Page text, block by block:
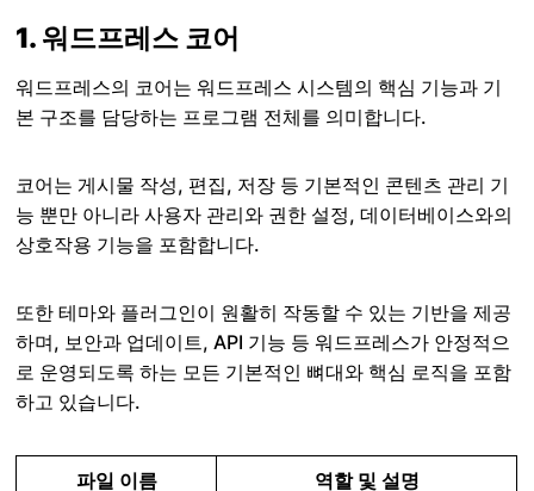
1. 워드프레스 코어
워드프레스의 코어는 워드프레스 시스템의 핵심 기능과 기
본 구조를 담당하는 프로그램 전체를 의미합니다.
코어는 게시물 작성, 편집, 저장 등 기본적인 콘텐츠 관리 기
능 뿐만 아니라 사용자 관리와 권한 설정, 데이터베이스와의
상호작용 기능을 포함합니다.
또한 테마와 플러그인이 원활히 작동할 수 있는 기반을 제공
하며, 보안과 업데이트, API 기능 등 워드프레스가 안정적으
로 운영되도록 하는 모든 기본적인 뼈대와 핵심 로직을 포함
하고 있습니다.
파일 이름 역할 및 설명